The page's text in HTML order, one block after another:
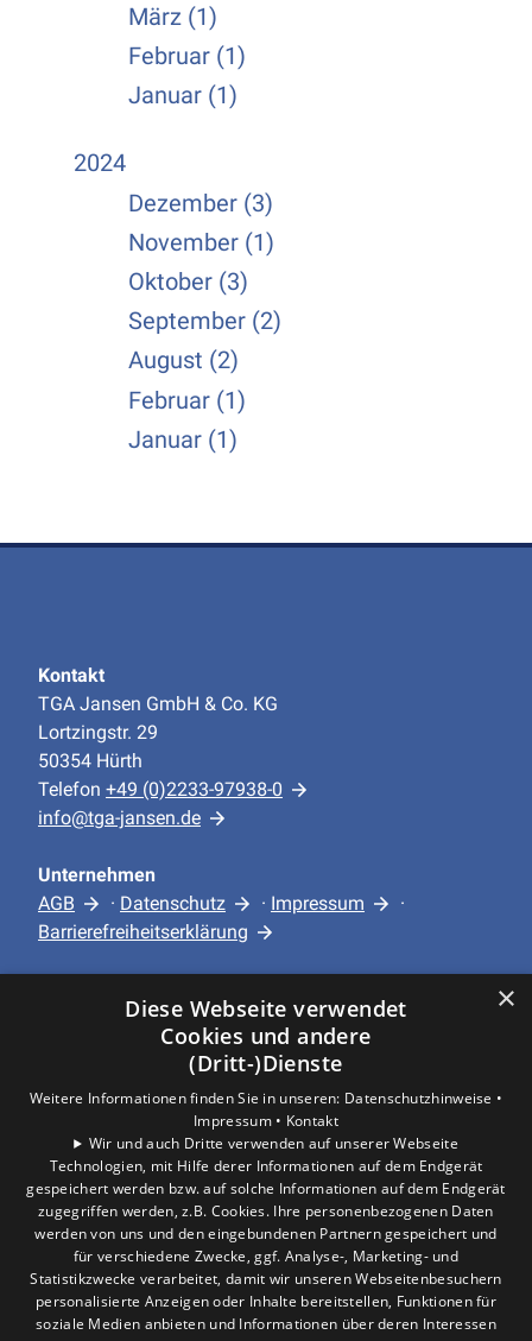
März (1)
Februar (1)
Januar (1)
2024
Dezember (3)
November (1)
Oktober (3)
September (2)
August (2)
Februar (1)
Januar (1)
Kontakt
TGA Jansen GmbH & Co. KG
Lortzingstr. 29
50354 Hürth
Telefon +49 (0)2233-97938-0
info@tga-jansen.de
Unternehmen
AGB
· Datenschutz · Impressum
·
Barrierefreiheitserklärung
Leistungen
Standort
Hürth
×
Diese Webseite verwendet
Cookies und andere
(Dritt-)Dienste
Weitere Informationen finden Sie in unseren: Datenschutzhinweise •
Impressum • Kontakt
Wir und auch Dritte verwenden auf unserer Webseite
Technologien, mit Hilfe derer Informationen auf dem Endgerät
gespeichert werden bzw. auf solche Informationen auf dem Endgerät
zugegriffen werden, z.B. Cookies. Ihre personenbezogenen Daten
werden von uns und den eingebundenen Partnern gespeichert und
für verschiedene Zwecke, ggf. Analyse-, Marketing- und
Statistikzwecke verarbeitet, damit wir unseren Webseitenbesuchern
personalisierte Anzeigen oder Inhalte bereitstellen, Funktionen für
soziale Medien anbieten und Informationen über deren Interessen